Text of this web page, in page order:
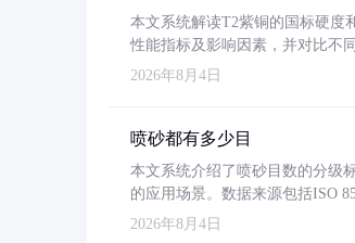
本文系统解读T2紫铜的国标硬度
性能指标及影响因素，并对比不
2026年8月4日
喷砂都有多少目
本文系统介绍了喷砂目数的分级
的应用场景。数据来源包括ISO
2026年8月4日